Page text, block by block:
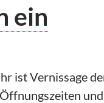
ein
ist Vernissage